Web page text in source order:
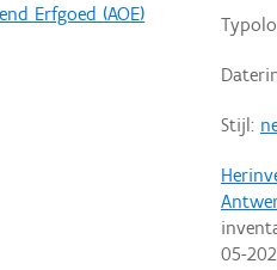
Stijl:
05-
Erfgoed (AOE)